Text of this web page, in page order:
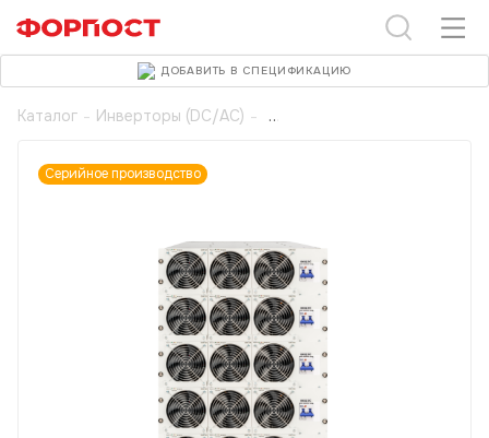
Каталог - Инверторы (DC/AC) -
Серийное производство
ДОБАВИТЬ В СПЕЦИФИКАЦИЮ